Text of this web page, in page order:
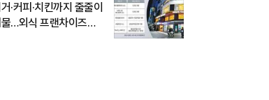
·커피·치킨까지 줄줄이
…외식 프랜차이즈